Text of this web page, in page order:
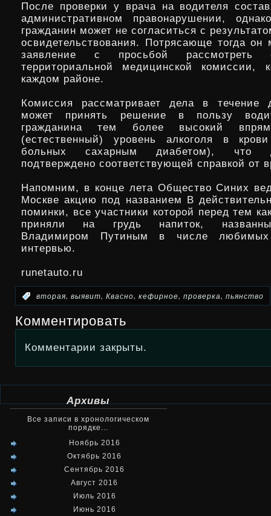
После проверки у врача на водителя
административном правонарушении,
гражданин может не согласиться с
освидетельствования. Потрясающе тогда он
заявление с просьбой
территориальной медицинской комиссии,
каждом районе.
Комиссия рассматривает дела в течение
может принять решение в пользу
гражданина тем более высокий
(естественный) уровень алкоголя в
больных сахарным диабетом), что
подтверждено соответствующей справкой от
Напомним, в конце лета Общество Синих
Москве акцию под названием В
поминки, все участники которой перед тем
приняли на грудь напиток,
Владимиром Путиным в числе
интервью.
runetauto.ru
вторая, выявит, Квасно, кефирное, проверка, пьянство
Комментировать
Комментарии закрыты.
Архивы
Все записи в хронологическом
порядке...
Ноябрь 2016
Октябрь 2016
Сентябрь 2016
Август 2016
Июль 2016
Июнь 2016